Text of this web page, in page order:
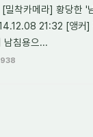
착카메라] 황당한
21:32 [앵커]
남침용으...